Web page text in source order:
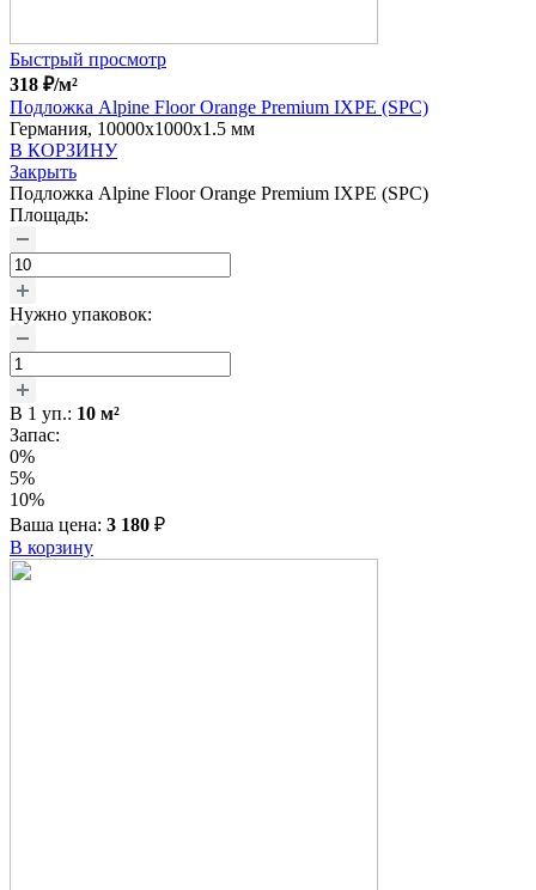
Быстрый просмотр
318 ₽/м²
Подложка Alpine Floor Orange Premium IXPE (SPC)
Германия, 10000x1000x1.5 мм
В КОРЗИНУ
Закрыть
Подложка Alpine Floor Orange Premium IXPE (SPC)
Площадь:
Нужно упаковок:
В 1 уп.: 10 м²
Запас:
0%
5%
10%
Ваша цена: 3 180 ₽
В корзину